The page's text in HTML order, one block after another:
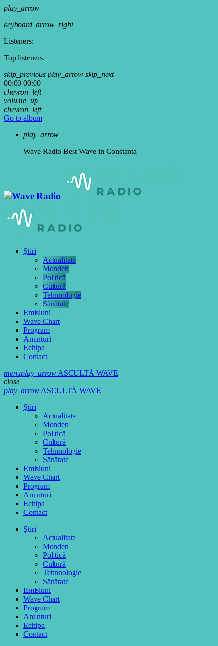
play_arrow
keyboard_arrow_right
Listeners:
Top listeners:
skip_previous play_arrow skip_next
00:00 00:00
chevron_left
volume_up
chevron_left
Go to album
play_arrow
Wave Radio Best Wave in Constanta
Ştiri
Actualitate
Monden
Politică
Cultură
Tehnnologie
Sănătate
Emisiuni
Wave Chart
Program
Anunturi
Echipa
Contact
menuplay_arrowASCULTĂ WAVE
close
play_arrowASCULTĂ WAVE
Ştiri
Actualitate
Monden
Politică
Cultură
Tehnnologie
Sănătate
Emisiuni
Wave Chart
Program
Anunturi
Echipa
Contact
Ştiri
Actualitate
Monden
Politică
Cultură
Tehnnologie
Sănătate
Emisiuni
Wave Chart
Program
Anunturi
Echipa
Contact